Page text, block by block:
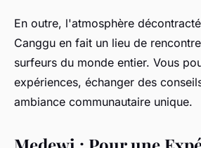
En outre, l'atmosphère
Canggu en fait un lieu de
surfeurs du monde entier. Vous
expériences, échanger des
ambiance communautaire unique.